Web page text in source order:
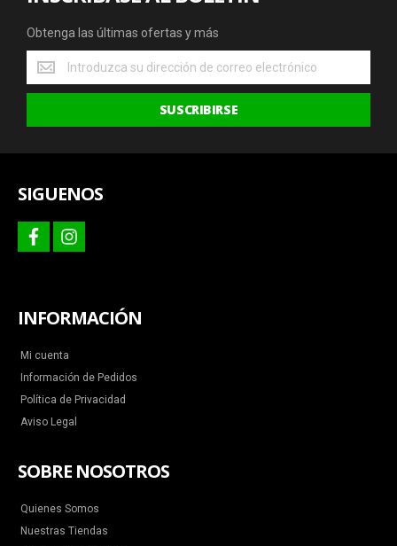
Obtenga las últimas ofertas y más
Obtenga
las
últimas
y
SUSCRIBIRSE
SIGUENOS
facebookinstagram
INFORMACIÓN
Mi cuenta
Información de Pedidos
Política de Privacidad
Aviso Legal
SOBRE NOSOTROS
Quienes Somos
Nuestras Tiendas